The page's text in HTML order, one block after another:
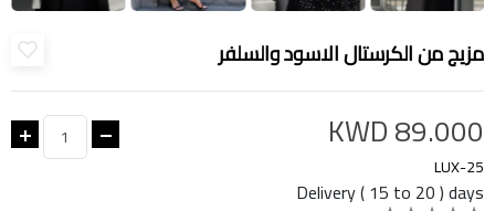
مزيج من الكرستال الاسود والسلفر
KWD 89.000
LUX-25
Delivery ( 15 to 20 ) days